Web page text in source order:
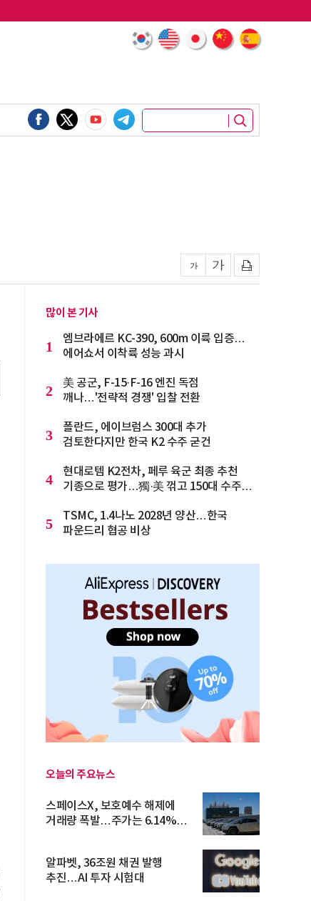
많이 본 기사
1
엠브라에르 KC-390, 600m 이륙 입증…
에어쇼서 이착륙 성능 과시
2
美 공군, F-15·F-16 엔진 독점
깨나…'전략적 경쟁' 입찰 전환
3
폴란드, 에이브럼스 300대 추가
검토한다지만 한국 K2 수주 굳건
4
현대로템 K2전차, 페루 육군 최종 추천
기종으로 평가…獨·美 꺾고 150대 수주
5
TSMC, 1.4나노 2028년 양산…한국
파운드리 협공 비상
오늘의 주요뉴스
스페이스X, 보호예수 해제에
거래량 폭발…주가는 6.14%
알파벳, 36조원 채권 발행
추진…AI 투자 시험대